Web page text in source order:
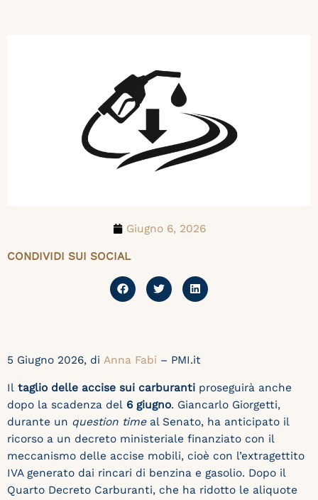
Giugno 6, 2026
CONDIVIDI SUI SOCIAL
5 Giugno 2026, di Anna Fabi – PMI.it
Il taglio delle accise sui carburanti proseguirà anche
dopo la scadenza del 6 giugno. Giancarlo Giorgetti,
durante un question timeal Senato, ha anticipato il
ricorso a un decreto ministeriale finanziato con il
meccanismo delle accise mobili, cioè con l’extragettito
IVA generato dai rincari di benzina e gasolio. Dopo il
Quarto Decreto Carburanti, che ha ridotto le aliquote